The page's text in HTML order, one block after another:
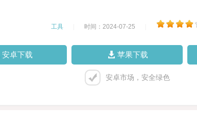
工具 时间：2024-07-25
安卓下载 苹果下载
安卓市场，安全绿色